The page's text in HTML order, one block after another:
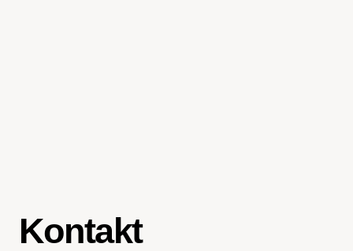
Kontakt